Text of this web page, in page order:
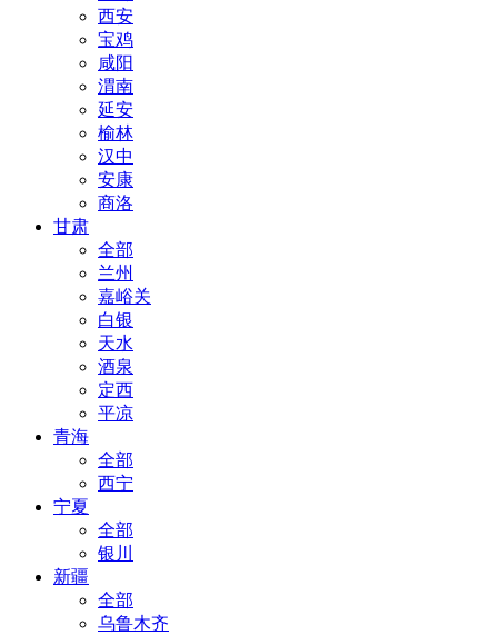
西安
宝鸡
咸阳
渭南
延安
榆林
汉中
安康
商洛
甘肃
全部
兰州
嘉峪关
白银
天水
酒泉
定西
平凉
青海
全部
西宁
宁夏
全部
银川
新疆
全部
乌鲁木齐